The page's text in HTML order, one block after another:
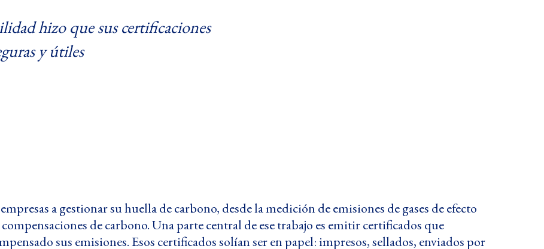
hizo que sus certificaciones
y útiles
a gestionar su huella de carbono, desde la medición de emisiones de gases de efecto
de carbono. Una parte central de ese trabajo es emitir certificados que
sus emisiones. Esos certificados solían ser en papel: impresos, sellados, enviados por